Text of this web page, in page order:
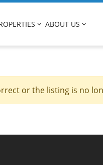
ABOUT US
or the listing is no